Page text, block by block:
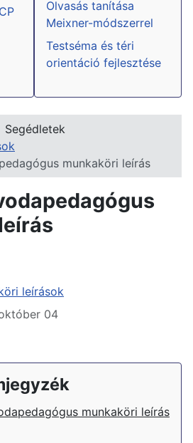
Olvasás tanítása
Meixner-módszerrel
Testséma és téri
orientáció fejlesztése
Segédletek
munkaköri leírás
leírások
04
munkaköri leírás